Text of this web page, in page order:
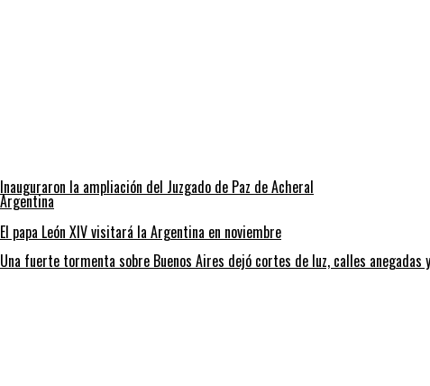
Inauguraron la ampliación del Juzgado de Paz de Acheral
Argentina
El papa León XIV visitará la Argentina en noviembre
Una fuerte tormenta sobre Buenos Aires dejó cortes de luz, calles anegadas